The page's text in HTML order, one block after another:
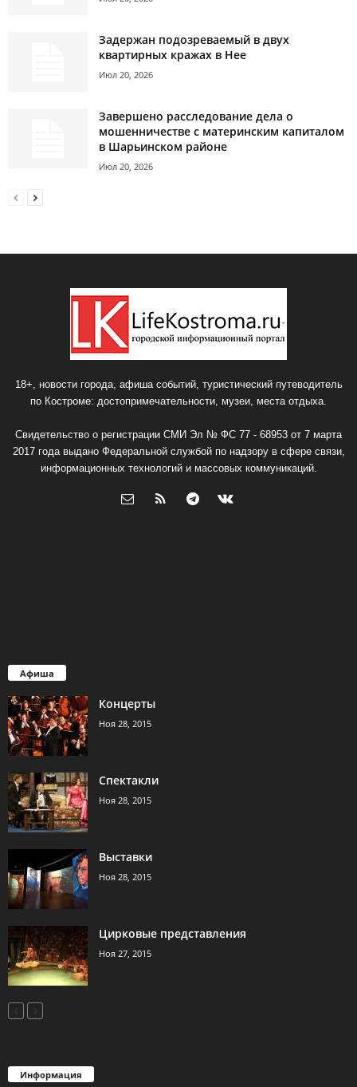
Задержан подозреваемый в двух
квартирных кражах в Нее
Июл 20, 2026
Завершено расследование дела о
мошенничестве с материнским капиталом
в Шарьинском районе
Июл 20, 2026
18+, новости города, афиша событий, туристический путеводитель
по Костроме: достопримечательности, музеи, места отдыха.
Свидетельство о регистрации СМИ Эл № ФС 77 - 68953 от 7 марта
2017 года выдано Федеральной службой по надзору в сфере связи,
информационных технологий и массовых коммуникаций.
Афиша
Концерты
Ноя 28, 2015
Спектакли
Ноя 28, 2015
Выставки
Ноя 28, 2015
Цирковые представления
Ноя 27, 2015
Информация